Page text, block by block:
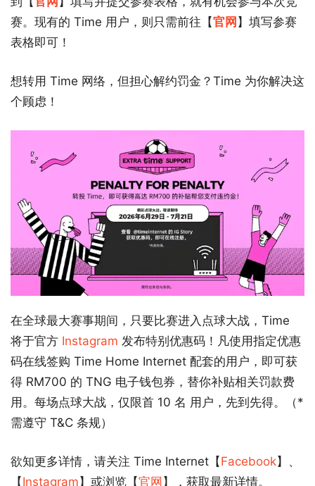
赛。现有的 Time 用户，则只需前往【官网】填写参赛
表格即可！
想转用 Time 网络，但担心解约罚金？Time 为你解决这
个顾虑！
在全球最大赛事期间，只要比赛进入点球大战，Time
将于官方 Instagram 发布特别优惠码！凡使用指定优惠
码在线签购 Time Home Internet 配套的用户，即可获
得 RM700 的 TNG 电子钱包券，替你补贴相关罚款费
用。每场点球大战，仅限首 10 名 用户，先到先得。（*
需遵守 T&C 条规）
欲知更多详情，请关注 Time Internet【 Facebook】、
【 Instagram 】或浏览【官网 】，获取最新详情。